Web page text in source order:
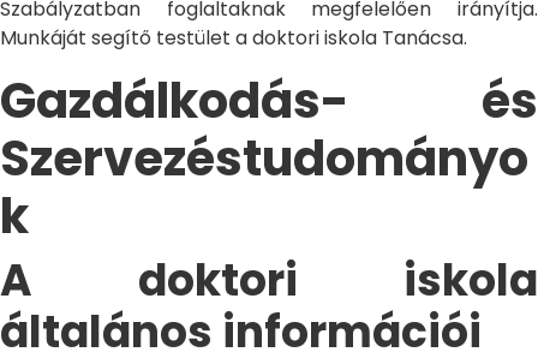
Szabályzatban foglaltaknak megfelelően irányítja.
Munkáját segítő testület a doktori iskola Tanácsa.
Gazdálkodás- és
Szervezéstudományo
k
A doktori iskola
általános információi